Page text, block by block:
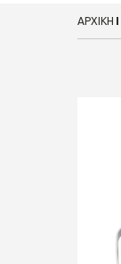
ΑΡΧΙΚΗ